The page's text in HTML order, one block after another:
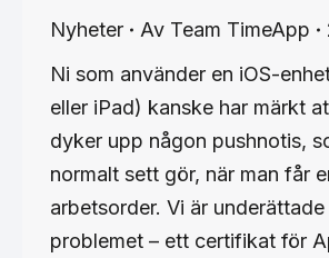
Nyheter Av Team TimeApp
Ni som använder en iOS-
eller iPad) kanske har märkt
dyker upp någon pushnotis,
normalt sett gör, när man får
arbetsorder. Vi är underättade
problemet – ett certifikat för